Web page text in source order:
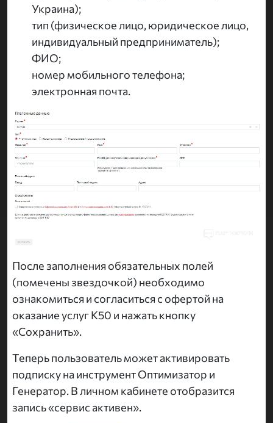
Украина);
тип (физическое лицо, юридическое лицо,
индивидуальный предприниматель);
ФИО;
номер мобильного телефона;
электронная почта.
После заполнения обязательных полей
(помечены звездочкой) необходимо
ознакомиться и согласиться с офертой на
оказание услуг K50 и нажать кнопку
«Сохранить».
Теперь пользователь может активировать
подписку на инструмент Оптимизатор и
Генератор. В личном кабинете отобразится
запись «сервис активен».